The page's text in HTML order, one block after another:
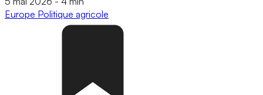
Europe Politique agricole